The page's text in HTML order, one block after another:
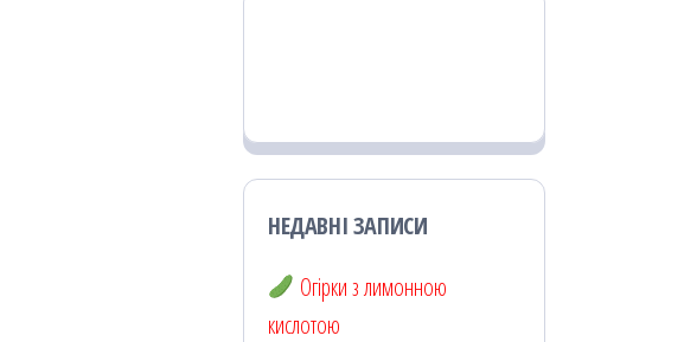
НЕДАВНІ ЗАПИСИ
Огірки з лимонною
кислотою